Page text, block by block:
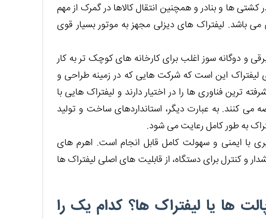
کشتی ها و بنادر و همچنین انتقال کالاها در گمرک از مهم
می باشد. لیفتراک های دیزلی مجهز به موتور بسیار قوی
و دوگانه سوز اغلب برای کارخانه های کوچک تر به کار
لیفتراک این است که شرکت هایی که در زمینه طراحی و
ترین فناوری ها را در اختیار دارند و لیفتراک هایی با
می کنند. به عبارت دیگر، استانداردهای ساخت و تولید
به طور کامل رعایت می شود.
با ایمنی و سهولت کامل قابل انجام است. اهرم های
و کنترل برای دستگاه، از قابلیت های اصلی لیفتراک ها
ها یا لیفتراک ها؟ کدام یک را